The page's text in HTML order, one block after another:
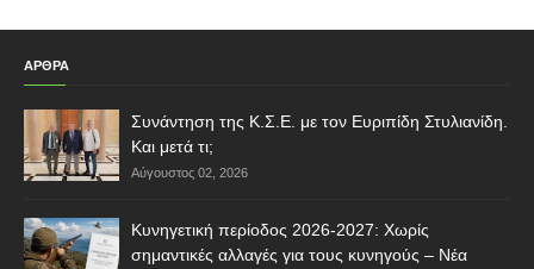
ΑΡΘΡΑ
Συνάντηση της Κ.Σ.Ε. με τον Ευριπίδη Στυλιανίδη.
Και μετά τι;
Αύγουστος 02, 2026
Κυνηγετική περίοδος 2026-2027: Χωρίς
σημαντικές αλλαγές για τους κυνηγούς – Νέα